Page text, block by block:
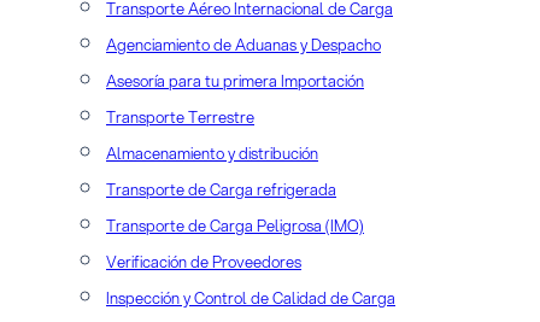
Transporte Aéreo Internacional de Carga
Agenciamiento de Aduanas y Despacho
Asesoría para tu primera Importación
Transporte Terrestre
Almacenamiento y distribución
Transporte de Carga refrigerada
Transporte de Carga Peligrosa (IMO)
Verificación de Proveedores
Inspección y Control de Calidad de Carga